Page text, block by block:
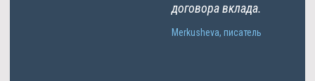
договора вклада.
Merkusheva, писатель